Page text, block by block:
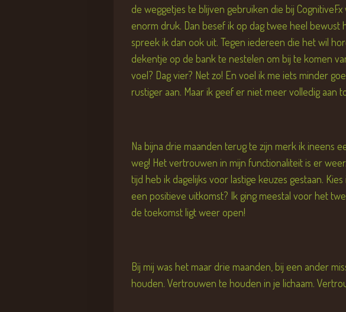
de weggetjes te blijven gebruiken die bij
enorm druk. Dan besef ik op dag twee heel
spreek ik dan ook uit. Tegen iedereen die het wil
dekentje op de bank te nestelen om bij te komen
voel? Dag vier? Net zo! En voel ik me iets minder
rustiger aan. Maar ik geef er niet meer volledig aan
Na bijna drie maanden terug te zijn merk ik ineens
weg! Het vertrouwen in mijn functionaliteit is er
tijd heb ik dagelijks voor lastige keuzes gestaan.
een positieve uitkomst? Ik ging meestal voor het
de toekomst ligt weer open!
Bij mij was het maar drie maanden, bij een ander
houden. Vertrouwen te houden in je lichaam.